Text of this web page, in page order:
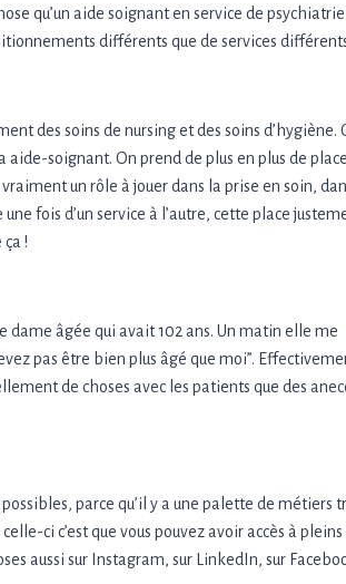
qu’un aide soignant en service de psychiatrie
différents que de services
des soins de nursing et des soins d’hygiène.
aide-soignant. On prend de plus en plus de place
un rôle à jouer dans la prise en soin,
fois d’un service à l’autre, cette place
!
dame âgée qui avait 102 ans. Un matin elle me
pas être bien plus âgé que moi”.
de choses avec les patients que des
parce qu’il y a une palette de métiers
ci c’est que vous pouvez avoir accès à pleins
aussi sur Instagram, sur LinkedIn, sur